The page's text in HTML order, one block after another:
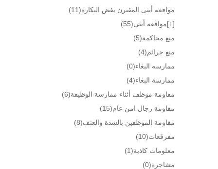
مواقعة أنثى المقترن بفض البكارة(11)
[+]مواقعة أنثى(55)
منع محاكمة(5)
منع جرائم(4)
ممارسه البغاء(0)
ممارسة البغاء(4)
مقاومة موظف أثناء ممارسة الوظيفة(6)
مقاومة رجال امن عام(15)
مقاومة الموظفين بالشدة والعنف(8)
مفرقعات(10)
معلومات كاذبة(1)
مشاجرة(0)